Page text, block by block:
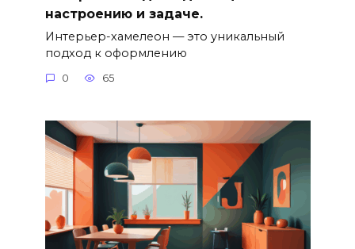
настроению и задаче.
Интерьер-хамелеон — это уникальный
подход к оформлению
0 65